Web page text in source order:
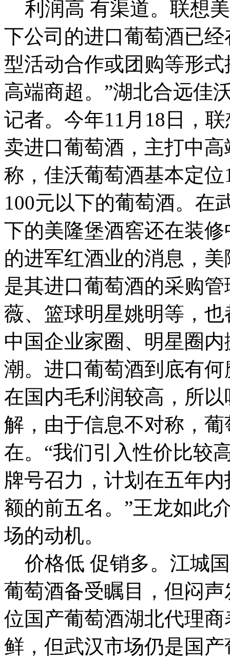
利润高 有渠道。联想
下公司的进口葡萄酒已
型活动合作或团购等形
高端商超。”湖北合远佳
记者。今年11月18日，
卖进口葡萄酒，主打中
称，佳沃葡萄酒基本定
100元以下的葡萄酒。在
下的美隆堡酒窖还在装
的进军红酒业的消息，
是其进口葡萄酒的采购
薇、篮球明星姚明等，
中国企业家圈、明星圈
潮。进口葡萄酒到底有
在国内毛利润较高，所
解，由于信息不对称，
在。“我们引入性价比较
牌号召力，计划在五年
额的前五名。”王龙如此
场的动机。
价格低 促销多。江城
葡萄酒备受瞩目，但闷
位国产葡萄酒湖北代理
鲜，但武汉市场仍是国